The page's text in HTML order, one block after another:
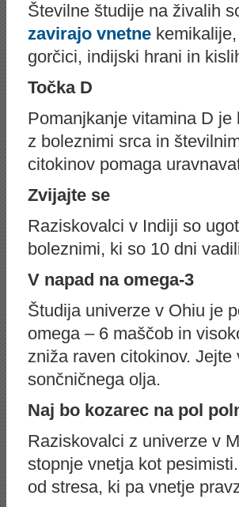
Številne študije na živalih
zavirajo vnetne
gorčici, indijski hrani in
Točka D
Pomanjkanje vitamina D
z boleznimi srca in
citokinov pomaga
Zvijajte se
Raziskovalci v Indiji so
boleznimi, ki so 10 dni
V napad na omega-3
Študija univerze v Ohiu je
omega – 6 maščob in
zniža raven citokinov.
sončničnega olja.
Naj bo kozarec na pol
Raziskovalci z univerze v
stopnje vnetja kot
od stresa, ki pa vnetje